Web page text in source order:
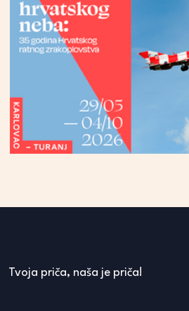
Tvoja priča, naša je priča!